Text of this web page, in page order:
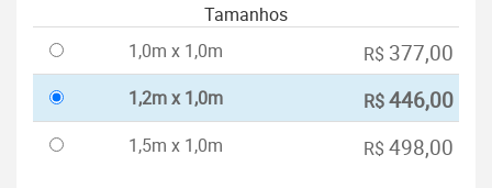
Tamanhos
1,0m x 1,0m
R$ 377,00
1,2m x 1,0m R$446,00
1,5m x 1,0m R$ 498,00